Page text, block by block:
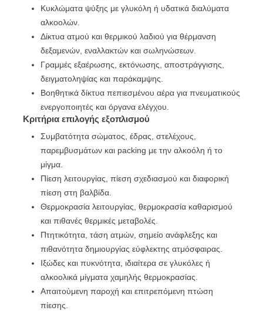
Κυκλώματα ψύξης με γλυκόλη ή υδατικά διαλύματα
αλκοολών.
Δίκτυα ατμού και θερμικού λαδιού για θέρμανση
δεξαμενών, εναλλακτών και σωληνώσεων.
Γραμμές εξαέρωσης, εκτόνωσης, αποστράγγισης,
δειγματοληψίας και παράκαμψης.
Βοηθητικά δίκτυα πεπιεσμένου αέρα για πνευματικούς
ενεργοποιητές και όργανα ελέγχου.
Κριτήρια επιλογής εξοπλισμού
Συμβατότητα σώματος, έδρας, στελέχους,
παρεμβυσμάτων και packing με την αλκοόλη ή το
μίγμα.
Πίεση λειτουργίας, πίεση σχεδιασμού και διαφορική
πίεση στη βαλβίδα.
Θερμοκρασία λειτουργίας, θερμοκρασία καθαρισμού
και πιθανές θερμικές μεταβολές.
Πτητικότητα, τάση ατμών, σημείο ανάφλεξης και
πιθανότητα δημιουργίας εύφλεκτης ατμόσφαιρας.
Ιξώδες και πυκνότητα, ιδιαίτερα σε γλυκόλες ή
αλκοολικά μίγματα χαμηλής θερμοκρασίας.
Απαιτούμενη παροχή και επιτρεπόμενη πτώση
πίεσης.